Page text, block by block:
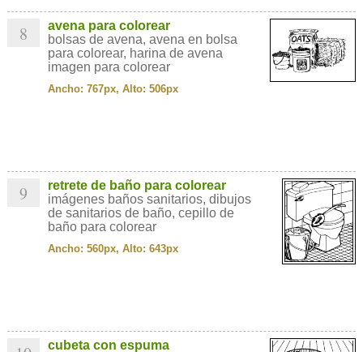
8
avena para colorear
bolsas de avena, avena en bolsa
para colorear, harina de avena
imagen para colorear
Ancho: 767px, Alto: 506px
9
retrete de baño para colorear
imágenes baños sanitarios, dibujos
de sanitarios de baño, cepillo de
baño para colorear
Ancho: 560px, Alto: 643px
cubeta con espuma